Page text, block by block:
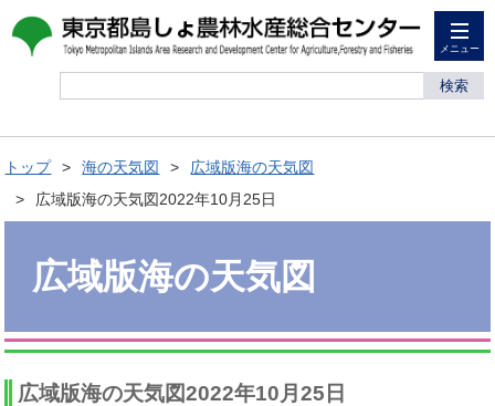
メニュー
検索
トップ 海の天気図
広域版海の天気図
広域版海の天気図2022年10月25日
広域版海の天気図
広域版海の天気図2022年10月25日